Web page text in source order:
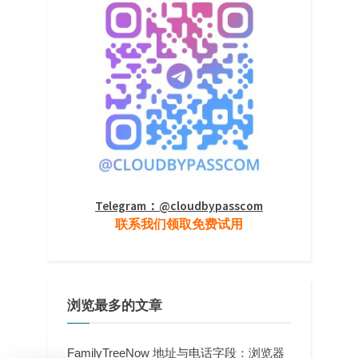
Telegram：@cloudbypasscom
联系我们领取免费试用
浏览最多的文章
FamilyTreeNow 地址与电话字段：浏览器